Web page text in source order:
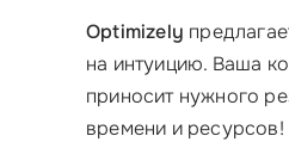
Optimizely
на интуицию. Ваша
приносит нужного
времени и ресурсов!